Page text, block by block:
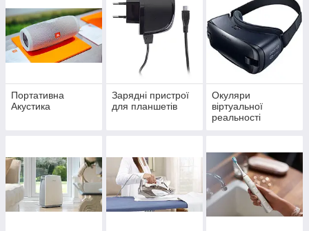
Портативна
Акустика
Зарядні пристрої
для планшетів
Окуляри
віртуальної
реальності